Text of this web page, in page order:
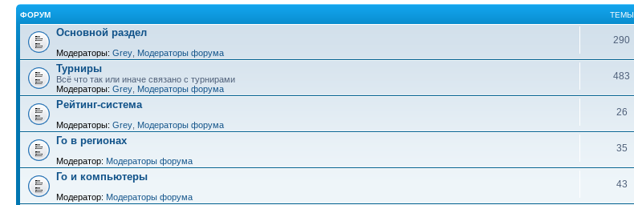
ФОРУМ ТЕМЫ
Основной раздел
Модераторы: Grey Модераторы форума
290
Турниры
Всё что так или иначе связано с турнирами
Модераторы: Grey Модераторы форума
483
Рейтинг-система
Модераторы: Grey Модераторы форума
26
Го в регионах
Модератор: Модераторы форума
35
Го и компьютеры
Модератор: Модераторы форума
43